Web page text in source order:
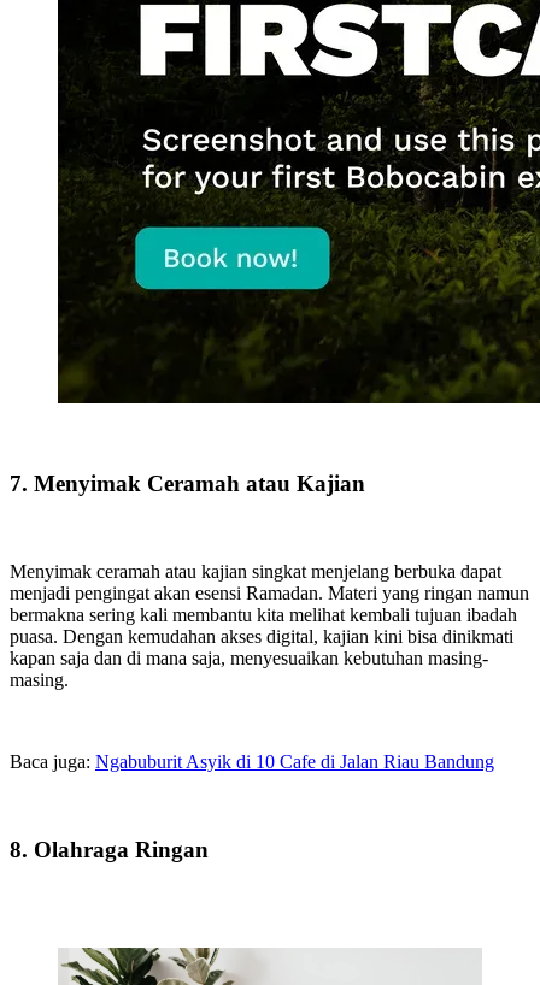
7. Menyimak Ceramah atau Kajian
Menyimak ceramah atau kajian singkat menjelang berbuka dapat
menjadi pengingat akan esensi Ramadan. Materi yang ringan namun
bermakna sering kali membantu kita melihat kembali tujuan ibadah
puasa. Dengan kemudahan akses digital, kajian kini bisa dinikmati
kapan saja dan di mana saja, menyesuaikan kebutuhan masing-
masing.
Baca juga: Ngabuburit Asyik di 10 Cafe di Jalan Riau Bandung
8. Olahraga Ringan